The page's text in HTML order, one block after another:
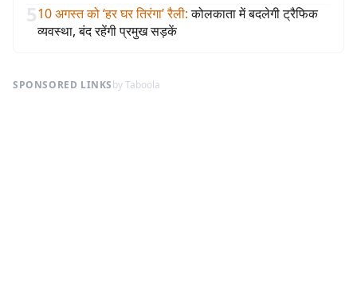
510 अगस्त को ‘हर घर तिरंगा’ रैली: कोलकाता में बदलेगी ट्रैफिक
व्यवस्था, बंद रहेंगी प्रमुख सड़कें
SPONSORED LINKSby Taboola